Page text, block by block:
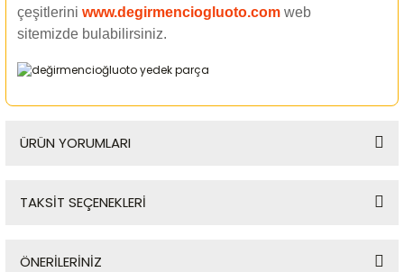
çeşitlerini www.degirmenciogluoto.com web
sitemizde bulabilirsiniz.
ÜRÜN YORUMLARI
TAKSİT SEÇENEKLERİ
ÖNERİLERİNİZ